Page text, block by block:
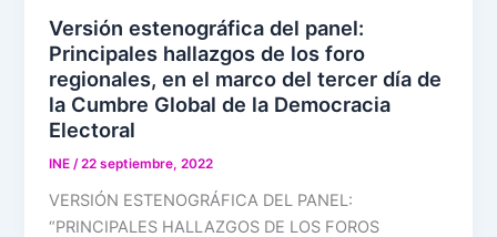
Versión estenográfica del panel:
Principales hallazgos de los foro
regionales, en el marco del tercer día de
la Cumbre Global de la Democracia
Electoral
INE/22 septiembre, 2022
VERSIÓN ESTENOGRÁFICA DEL PANEL:
“PRINCIPALES HALLAZGOS DE LOS FOROS